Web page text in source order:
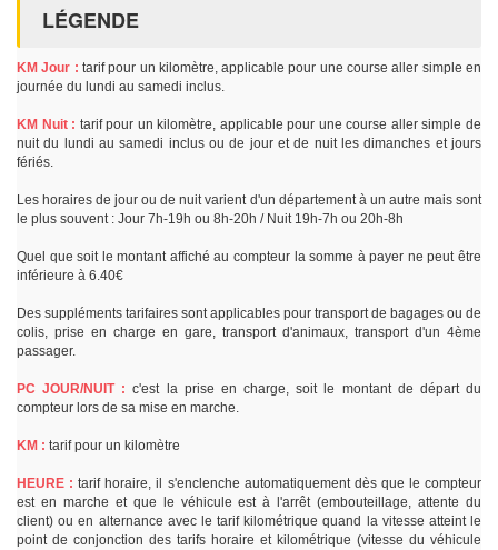
LÉGENDE
KM Jour : tarif pour un kilomètre, applicable pour une course aller simple en
journée du lundi au samedi inclus.
KM Nuit : tarif pour un kilomètre, applicable pour une course aller simple de
nuit du lundi au samedi inclus ou de jour et de nuit les dimanches et jours
fériés.
Les horaires de jour ou de nuit varient d'un département à un autre mais sont
le plus souvent : Jour 7h-19h ou 8h-20h / Nuit 19h-7h ou 20h-8h
Quel que soit le montant affiché au compteur la somme à payer ne peut être
inférieure à 6.40€
Des suppléments tarifaires sont applicables pour transport de bagages ou de
colis, prise en charge en gare, transport d'animaux, transport d'un 4ème
passager.
PC JOUR/NUIT : c'est la prise en charge, soit le montant de départ du
compteur lors de sa mise en marche.
KM : tarif pour un kilomètre
HEURE : tarif horaire, il s'enclenche automatiquement dès que le compteur
est en marche et que le véhicule est à l'arrêt (embouteillage, attente du
client) ou en alternance avec le tarif kilométrique quand la vitesse atteint le
point de conjonction des tarifs horaire et kilométrique (vitesse du véhicule